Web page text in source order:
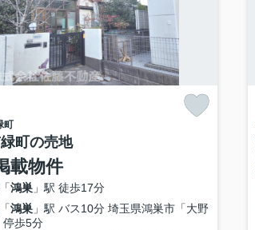
町
町の売地
載物件
鴻巣」駅 徒歩17分
鴻巣」駅 バス10分 埼玉県鴻巣市「大野
停歩5分